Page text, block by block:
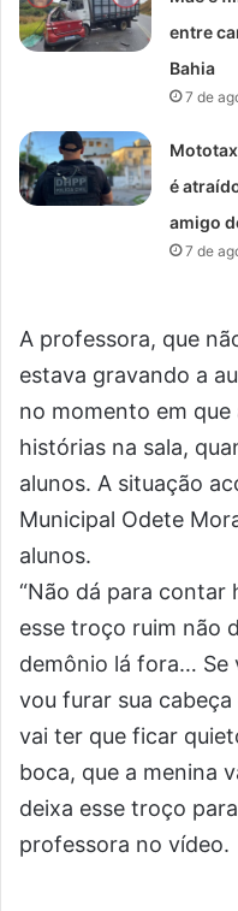
entre
Bahia
7 de
é
amigo
7 de
A professora, que
estava gravando a
no momento em
histórias na sala,
alunos. A situação
Municipal Odete
alunos.
“Não dá para contar
esse troço ruim não
demônio lá fora… Se
vou furar sua
vai ter que ficar
boca, que a menina
deixa esse troço
professora no vídeo.